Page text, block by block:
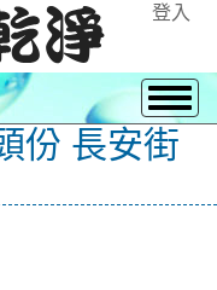
登入
份 長安街